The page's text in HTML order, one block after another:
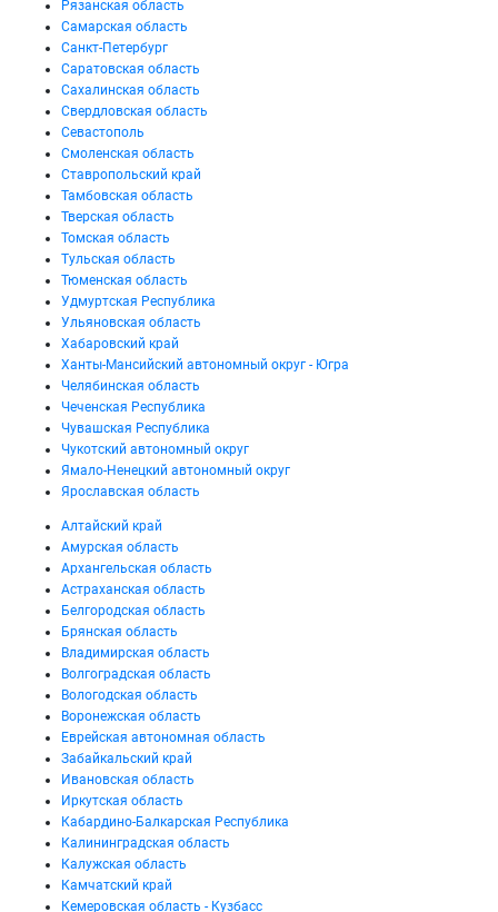
Рязанская область
Самарская область
Санкт-Петербург
Саратовская область
Сахалинская область
Свердловская область
Севастополь
Смоленская область
Ставропольский край
Тамбовская область
Тверская область
Томская область
Тульская область
Тюменская область
Удмуртская Республика
Ульяновская область
Хабаровский край
Ханты-Мансийский автономный округ - Югра
Челябинская область
Чеченская Республика
Чувашская Республика
Чукотский автономный округ
Ямало-Ненецкий автономный округ
Ярославская область
Алтайский край
Амурская область
Архангельская область
Астраханская область
Белгородская область
Брянская область
Владимирская область
Волгоградская область
Вологодская область
Воронежская область
Еврейская автономная область
Забайкальский край
Ивановская область
Иркутская область
Кабардино-Балкарская Республика
Калининградская область
Калужская область
Камчатский край
Кемеровская область - Кузбасс